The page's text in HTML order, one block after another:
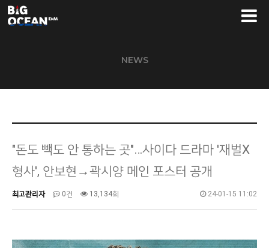
NEWS
"돈도 빽도 안 통하는 곳"…사이다 드라마 '재벌X
형사', 안보현→곽시양 메인 포스터 공개
최고관리자 0건 13,134회 24-01-15 11:02